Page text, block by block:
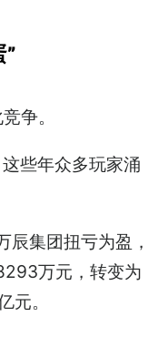
”
争。
些年众多玩家涌
集团扭亏为盈，
万元，转变为
。